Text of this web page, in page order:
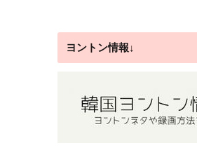
ヨントン情報↓